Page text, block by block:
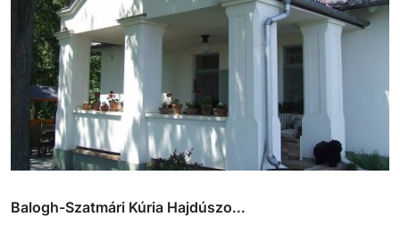
Balogh-Szatmári Kúria Hajdúszo...